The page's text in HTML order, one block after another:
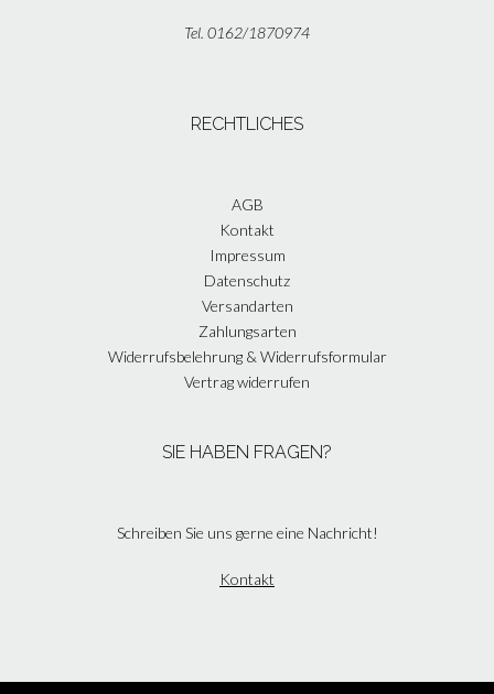
Tel. 0162/1870974
RECHTLICHES
AGB
Kontakt
Impressum
Datenschutz
Versandarten
Zahlungsarten
Widerrufsbelehrung & Widerrufsformular
Vertrag widerrufen
SIE HABEN FRAGEN?
Schreiben Sie uns gerne eine Nachricht!
Kontakt